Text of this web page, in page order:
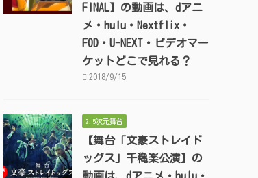
FINAL】の動画は、dアニ
メ・hulu・Nextflix・
FOD・U-NEXT・ビデオマー
ケットどこで見れる？
2018/9/15
2.5次元舞台
【舞台「文豪ストレイド
ッグス」千穐楽公演】の